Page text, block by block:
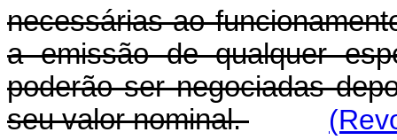
necessárias ao
a emissão de qualquer
poderão ser negociadas
seu valor nominal.